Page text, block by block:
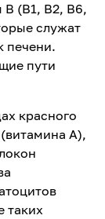
В (В1, В2, В6,
служат
печени.
пути
красного
А),
таких